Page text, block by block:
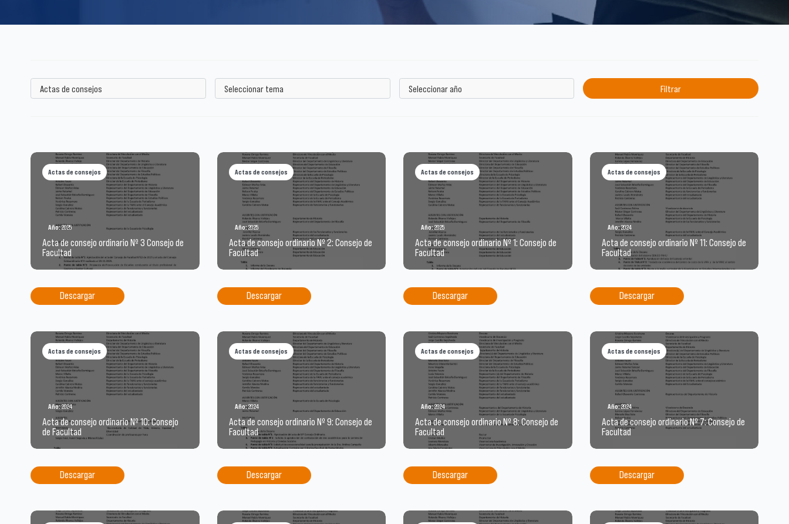
Actas de consejos
Año:2025
Acta de consejo ordinario Nº 3 Consejo de
Facultad
Descargar
Actas de consejos
Año:2025
Acta de consejo ordinario Nº 2: Consejo de
Facultad
Descargar
Actas de consejos
Año:2025
Acta de consejo ordinario Nº 1: Consejo de
Facultad
Descargar
Actas de consejos
Año:2024
Acta de consejo ordinario Nº 11: Consejo de
Facultad
Descargar
Actas de consejos
Año:2024
Acta de consejo ordinario Nº 10: Consejo
de Facultad
Descargar
Actas de consejos
Año:2024
Acta de consejo ordinario Nº 9: Consejo de
Facultad
Descargar
Actas de consejos
Año:2024
Acta de consejo ordinario Nº 8: Consejo de
Facultad
Descargar
Actas de consejos
Año:2024
Acta de consejo ordinario Nº 7: Consejo de
Facultad
Descargar